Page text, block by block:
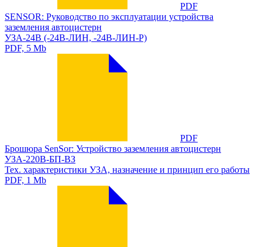
PDF
SENSOR: Руководство по эксплуатации устройства
заземления автоцистерн
УЗА-24В (-24В-ЛИН, -24В-ЛИН-Р)
PDF, 5 Mb
PDF
Брошюра SenSor: Устройство заземления автоцистерн
УЗА-220В-БП-ВЗ
Тех. характеристики УЗА, назначение и принцип его работы
PDF, 1 Mb